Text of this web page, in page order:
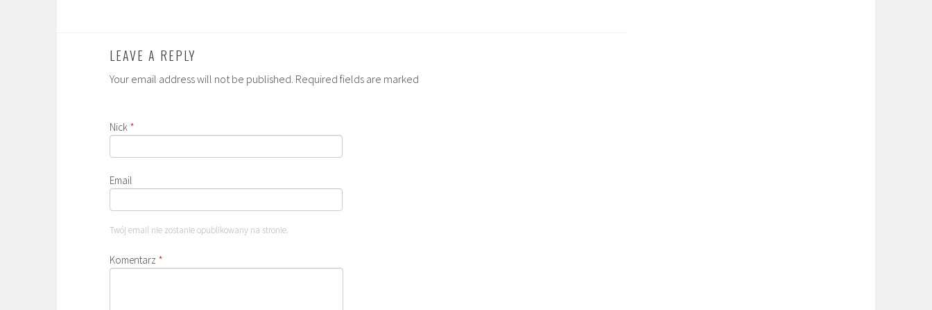
LEAVE A REPLY
Your email address will not be published. Required fields are marked
Nick *
Email
Twój email nie zostanie opublikowany na stronie.
Komentarz *